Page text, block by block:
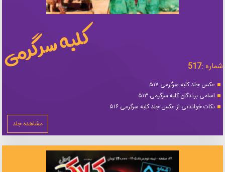
شماره :517
عکس جلد کلبه سرگرمی ۵۱۷
اسامی برندگان کلبه سرگرمی ۵۱۳
نکات خواندنی از عکس جلد کلبه سرگرمی ۵۱۶
مشاهده جلد